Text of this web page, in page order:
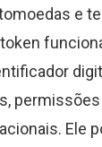
e
Ele